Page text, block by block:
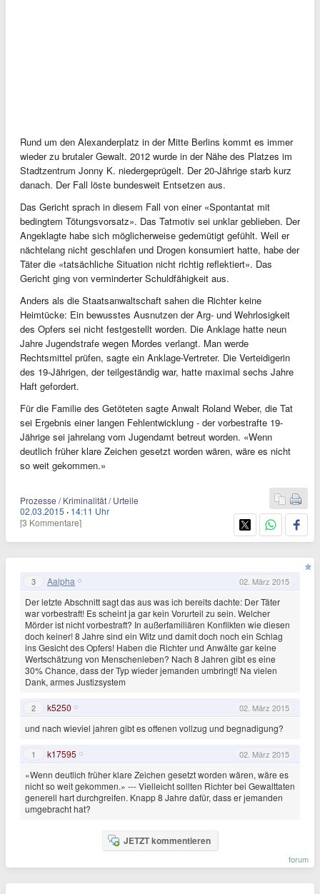
Rund um den Alexanderplatz in der Mitte Berlins kommt es immer
wieder zu brutaler Gewalt. 2012 wurde in der Nähe des Platzes im
Stadtzentrum Jonny K. niedergeprügelt. Der 20-Jährige starb kurz
danach. Der Fall löste bundesweit Entsetzen aus.
Das Gericht sprach in diesem Fall von einer «Spontantat mit
bedingtem Tötungsvorsatz». Das Tatmotiv sei unklar geblieben. Der
Angeklagte habe sich möglicherweise gedemütigt gefühlt. Weil er
nächtelang nicht geschlafen und Drogen konsumiert hatte, habe der
Täter die «tatsächliche Situation nicht richtig reflektiert». Das
Gericht ging von verminderter Schuldfähigkeit aus.
Anders als die Staatsanwaltschaft sahen die Richter keine
Heimtücke: Ein bewusstes Ausnutzen der Arg- und Wehrlosigkeit
des Opfers sei nicht festgestellt worden. Die Anklage hatte neun
Jahre Jugendstrafe wegen Mordes verlangt. Man werde
Rechtsmittel prüfen, sagte ein Anklage-Vertreter. Die Verteidigerin
des 19-Jährigen, der teilgeständig war, hatte maximal sechs Jahre
Haft gefordert.
Für die Familie des Getöteten sagte Anwalt Roland Weber, die Tat
sei Ergebnis einer langen Fehlentwicklung - der vorbestrafte 19-
Jährige sei jahrelang vom Jugendamt betreut worden. «Wenn
deutlich früher klare Zeichen gesetzt worden wären, wäre es nicht
so weit gekommen.»
Prozesse / Kriminalität / Urteile
02.03.2015 · 14:11 Uhr
[3 Kommentare]
3 Aalpha 02. März 2015
Der letzte Abschnitt sagt das aus was ich bereits dachte: Der Täter
war vorbestraft! Es scheint ja gar kein Vorurteil zu sein. Welcher
Mörder ist nicht vorbestraft? In außerfamiliären Konflikten wie diesen
doch keiner! 8 Jahre sind ein Witz und damit doch noch ein Schlag
ins Gesicht des Opfers! Haben die Richter und Anwälte gar keine
Wertschätzung von Menschenleben? Nach 8 Jahren gibt es eine
30% Chance, dass der Typ wieder jemanden umbringt! Na vielen
Dank, armes Justizsystem
2 k5250 02. März 2015
und nach wieviel jahren gibt es offenen vollzug und begnadigung?
1 k17595 02. März 2015
«Wenn deutlich früher klare Zeichen gesetzt worden wären, wäre es
nicht so weit gekommen.» --- Vielleicht sollten Richter bei Gewalttaten
generell hart durchgreifen. Knapp 8 Jahre dafür, dass er jemanden
umgebracht hat?
JETZT kommentieren
forum